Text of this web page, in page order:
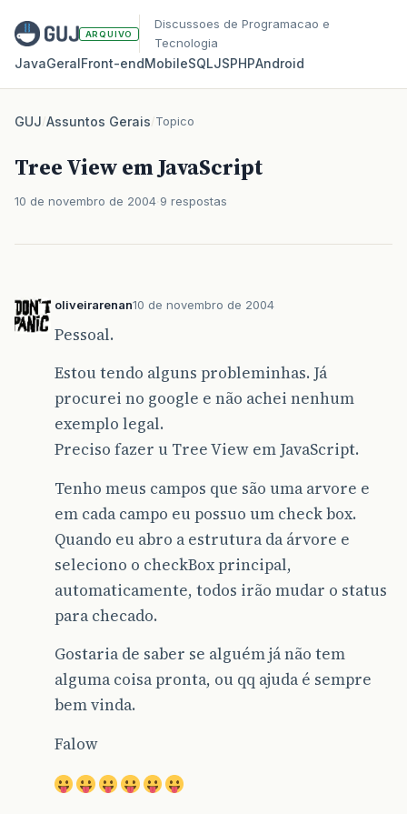
ARQUIVO
Discussoes de Programacao e
Tecnologia
JavaGeralFront‑endMobileSQLJSPHPAndroid
GUJ/Assuntos Gerais/Topico
Tree View em JavaScript
10 de novembro de 2004 9 respostas
oliveirarenan10 de novembro de 2004
Pessoal.
Estou tendo alguns probleminhas. Já
procurei no google e não achei nenhum
exemplo legal.
Preciso fazer u Tree View em JavaScript.
Tenho meus campos que são uma arvore e
em cada campo eu possuo um check box.
Quando eu abro a estrutura da árvore e
seleciono o checkBox principal,
automaticamente, todos irão mudar o status
para checado.
Gostaria de saber se alguém já não tem
alguma coisa pronta, ou qq ajuda é sempre
bem vinda.
Falow